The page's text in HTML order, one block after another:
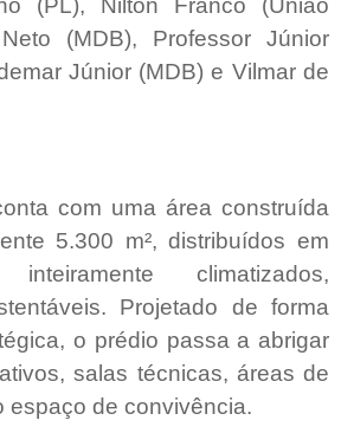
(MDB), Professor Júnior
Júnior (MDB) e Vilmar de
com uma área construída
5.300 m², distribuídos em
climatizados,
Projetado de forma
o prédio passa a abrigar
salas técnicas, áreas de
espaço de convivência.